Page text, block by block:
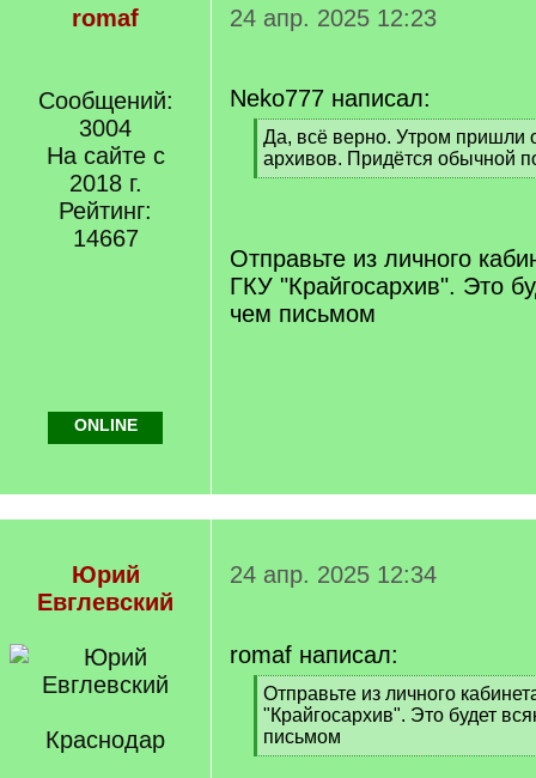
romaf
Сообщений:
3004
На сайте с
2018 г.
Рейтинг:
14667
24 апр. 2025 12:23
Neko777 написал:
[
q
]
Да, всё верно. Утром пришли
архивов. Придётся обычной
[
Отправьте из личного
ГКУ "Крайгосархив". Это
чем письмом
ONLINE
Юрий
Евглевский
Краснодар
24 апр. 2025 12:34
romaf написал:
[
q
]
Отправьте из личного
"Крайгосархив". Это будет
письмом
[